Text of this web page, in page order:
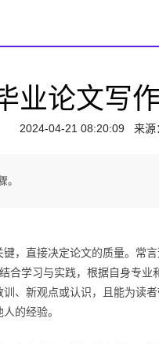
业论文写
2024-04-21 08:20:09 来源
。
直接决定论文的质量。常言
合学习与实践，根据自身专
、新观点或认识，且能为读
的经验。